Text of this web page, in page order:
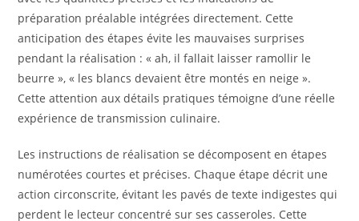
préparation préalable intégrées directement. Cette
anticipation des étapes évite les mauvaises surprises
pendant la réalisation : « ah, il fallait laisser ramollir le
beurre », « les blancs devaient être montés en neige ».
Cette attention aux détails pratiques témoigne d’une réelle
expérience de transmission culinaire.
Les instructions de réalisation se décomposent en étapes
numérotées courtes et précises. Chaque étape décrit une
action circonscrite, évitant les pavés de texte indigestes qui
perdent le lecteur concentré sur ses casseroles. Cette